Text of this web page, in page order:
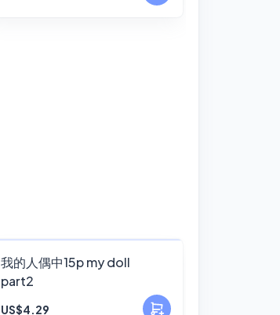
FANSKY
我的人偶中15p my doll
part2
US$4.29